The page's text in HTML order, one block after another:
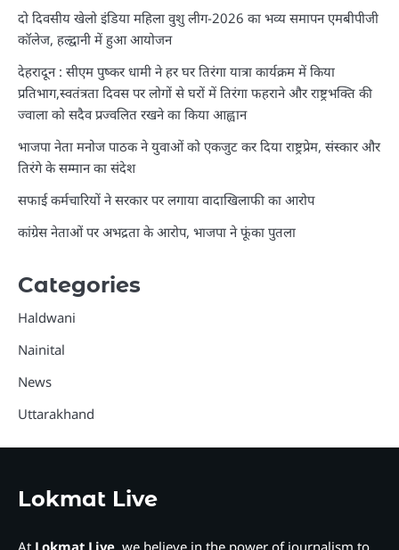
दो दिवसीय खेलो इंडिया महिला वुशु लीग-2026 का भव्य समापन एमबीपीजी
कॉलेज, हल्द्वानी में हुआ आयोजन
देहरादून : सीएम पुष्कर धामी ने हर घर तिरंगा यात्रा कार्यक्रम में किया
प्रतिभाग,स्वतंत्रता दिवस पर लोगों से घरों में तिरंगा फहराने और राष्ट्रभक्ति की
ज्वाला को सदैव प्रज्वलित रखने का किया आह्वान
भाजपा नेता मनोज पाठक ने युवाओं को एकजुट कर दिया राष्ट्रप्रेम, संस्कार और
तिरंगे के सम्मान का संदेश
सफाई कर्मचारियों ने सरकार पर लगाया वादाखिलाफी का आरोप
कांग्रेस नेताओं पर अभद्रता के आरोप, भाजपा ने फूंका पुतला
Categories
Haldwani
Nainital
News
Uttarakhand
Lokmat Live